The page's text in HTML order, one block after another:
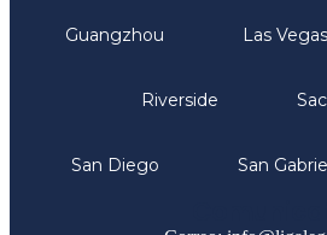
Guangzhou Las Vegas
Riverside
San Diego San